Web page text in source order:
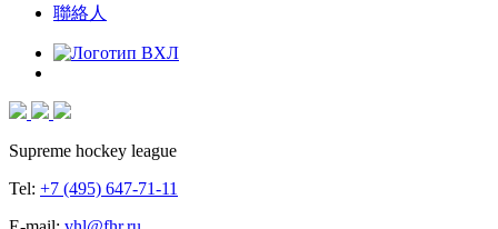
聯絡人
Supreme hockey league
Tel: +7 (495) 647-71-11